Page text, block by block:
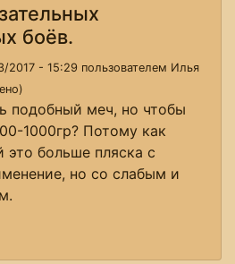
боёв.
2017 - 15:29 пользователем Илья
подобный меч, но чтобы
1000гр? Потому как
это больше пляска с
но со слабым и